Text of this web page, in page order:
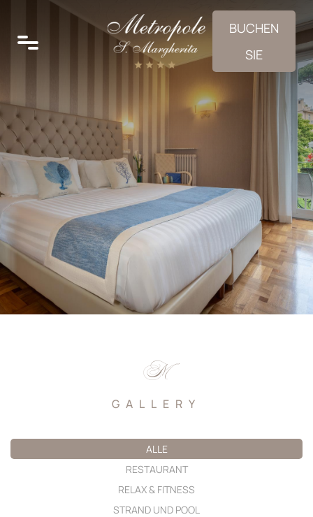
BUCHEN
SIE
M
GALLERY
ALLE
RESTAURANT
RELAX & FITNESS
STRAND UND POOL